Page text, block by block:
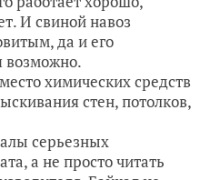
И свиной навоз
да и его
возможно.
химических средств
стен, потолков,
серьезных
а не просто читать